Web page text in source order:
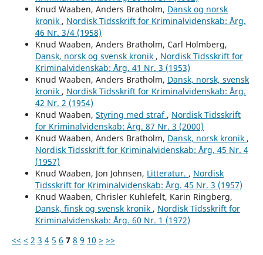
Knud Waaben, Anders Bratholm, Dansk og norsk
kronik , Nordisk Tidsskrift for Kriminalvidenskab: Årg.
46 Nr. 3/4 (1958)
Knud Waaben, Anders Bratholm, Carl Holmberg,
Dansk, norsk og svensk kronik , Nordisk Tidsskrift for
Kriminalvidenskab: Årg. 41 Nr. 3 (1953)
Knud Waaben, Anders Bratholm, Dansk, norsk, svensk
kronik , Nordisk Tidsskrift for Kriminalvidenskab: Årg.
42 Nr. 2 (1954)
Knud Waaben, Styring med straf , Nordisk Tidsskrift
for Kriminalvidenskab: Årg. 87 Nr. 3 (2000)
Knud Waaben, Anders Bratholm, Dansk, norsk kronik ,
Nordisk Tidsskrift for Kriminalvidenskab: Årg. 45 Nr. 4
(1957)
Knud Waaben, Jon Johnsen, Litteratur. , Nordisk
Tidsskrift for Kriminalvidenskab: Årg. 45 Nr. 3 (1957)
Knud Waaben, Chrisler Kuhlefelt, Karin Ringberg,
Dansk, finsk og svensk kronik , Nordisk Tidsskrift for
Kriminalvidenskab: Årg. 60 Nr. 1 (1972)
<< < 2 3 4 5 6 7 8 9 10 > >>